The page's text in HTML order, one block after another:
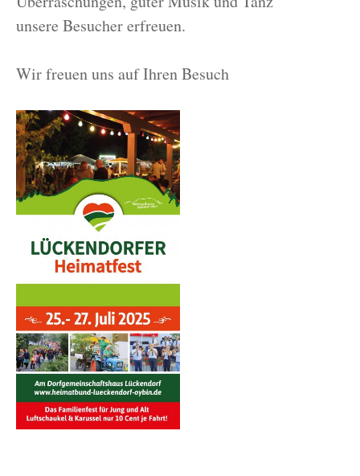
unsere Besucher erfreuen.
Wir freuen uns auf Ihren Besuch